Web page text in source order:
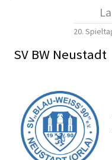
20.
SV BW Neustadt